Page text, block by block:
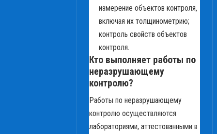
измерение объектов контроля,
включая их толщинометрию;
контроль свойств объектов
контроля.
Кто выполняет работы по
неразрушающему
контролю?
Работы по неразрушающему
контролю осуществляются
лабораториями, аттестованными в